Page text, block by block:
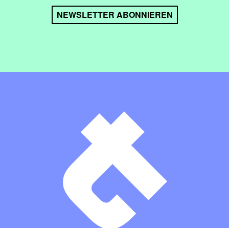
NEWSLETTER ABONNIEREN